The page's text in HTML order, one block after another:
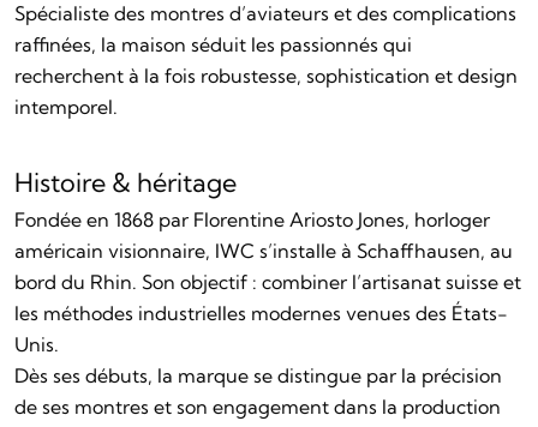
Spécialiste des montres d’aviateurs et des complications
raffinées, la maison séduit les passionnés qui
recherchent à la fois robustesse, sophistication et design
intemporel.
Histoire & héritage
Fondée en 1868 par Florentine Ariosto Jones, horloger
américain visionnaire, IWC s’installe à Schaffhausen, au
bord du Rhin. Son objectif : combiner l’artisanat suisse et
les méthodes industrielles modernes venues des États-
Unis.
Dès ses débuts, la marque se distingue par la précision
de ses montres et son engagement dans la production